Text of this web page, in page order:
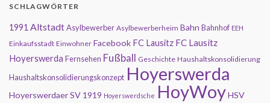
SCHLAGWÖRTER
1991 AltstadtAsylbewerber Asylbewerberheim Bahn Bahnhof EEH
Einkaufsstadt Einwohner Facebook FC Lausitz FC Lausitz
Hoyerswerda Fernsehen Fußball Geschichte Haushaltskonsolidierung
Haushaltskonsolidierungskonzept Hoyerswerda
Hoyerswerdaer SV 1919 Hoyerswerdsche HoyWoyHSV